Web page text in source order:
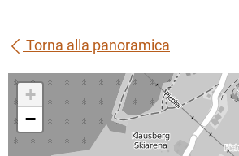
Torna alla panoramica
+
−